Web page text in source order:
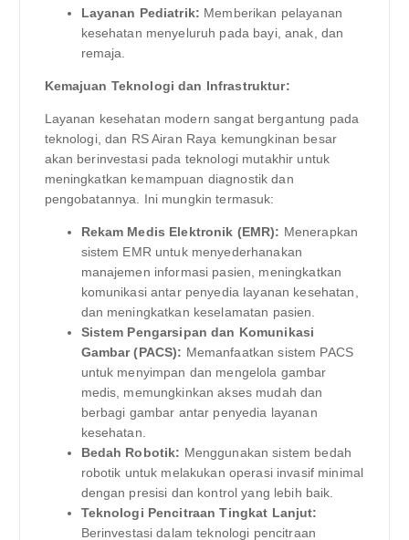
Layanan Pediatrik: Memberikan pelayanan
kesehatan menyeluruh pada bayi, anak, dan
remaja.
Kemajuan Teknologi dan Infrastruktur:
Layanan kesehatan modern sangat bergantung pada
teknologi, dan RS Airan Raya kemungkinan besar
akan berinvestasi pada teknologi mutakhir untuk
meningkatkan kemampuan diagnostik dan
pengobatannya. Ini mungkin termasuk:
Rekam Medis Elektronik (EMR): Menerapkan
sistem EMR untuk menyederhanakan
manajemen informasi pasien, meningkatkan
komunikasi antar penyedia layanan kesehatan,
dan meningkatkan keselamatan pasien.
Sistem Pengarsipan dan Komunikasi
Gambar (PACS): Memanfaatkan sistem PACS
untuk menyimpan dan mengelola gambar
medis, memungkinkan akses mudah dan
berbagi gambar antar penyedia layanan
kesehatan.
Bedah Robotik: Menggunakan sistem bedah
robotik untuk melakukan operasi invasif minimal
dengan presisi dan kontrol yang lebih baik.
Teknologi Pencitraan Tingkat Lanjut:
Berinvestasi dalam teknologi pencitraan